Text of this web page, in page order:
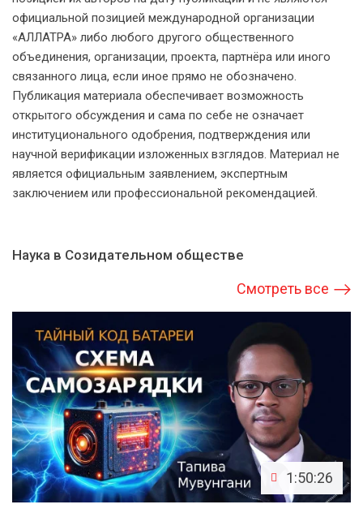
официальной позицией международной организации
«АЛЛАТРА» либо любого другого общественного
объединения, организации, проекта, партнёра или иного
связанного лица, если иное прямо не обозначено.
Публикация материала обеспечивает возможность
открытого обсуждения и сама по себе не означает
институционального одобрения, подтверждения или
научной верификации изложенных взглядов. Материал не
является официальным заявлением, экспертным
заключением или профессиональной рекомендацией.
Наука в Созидательном обществе
Смотреть все
1:50:26